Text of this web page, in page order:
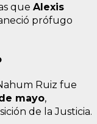
que Alexis
prófugo
Ruiz fue
mayo,
de la Justicia.